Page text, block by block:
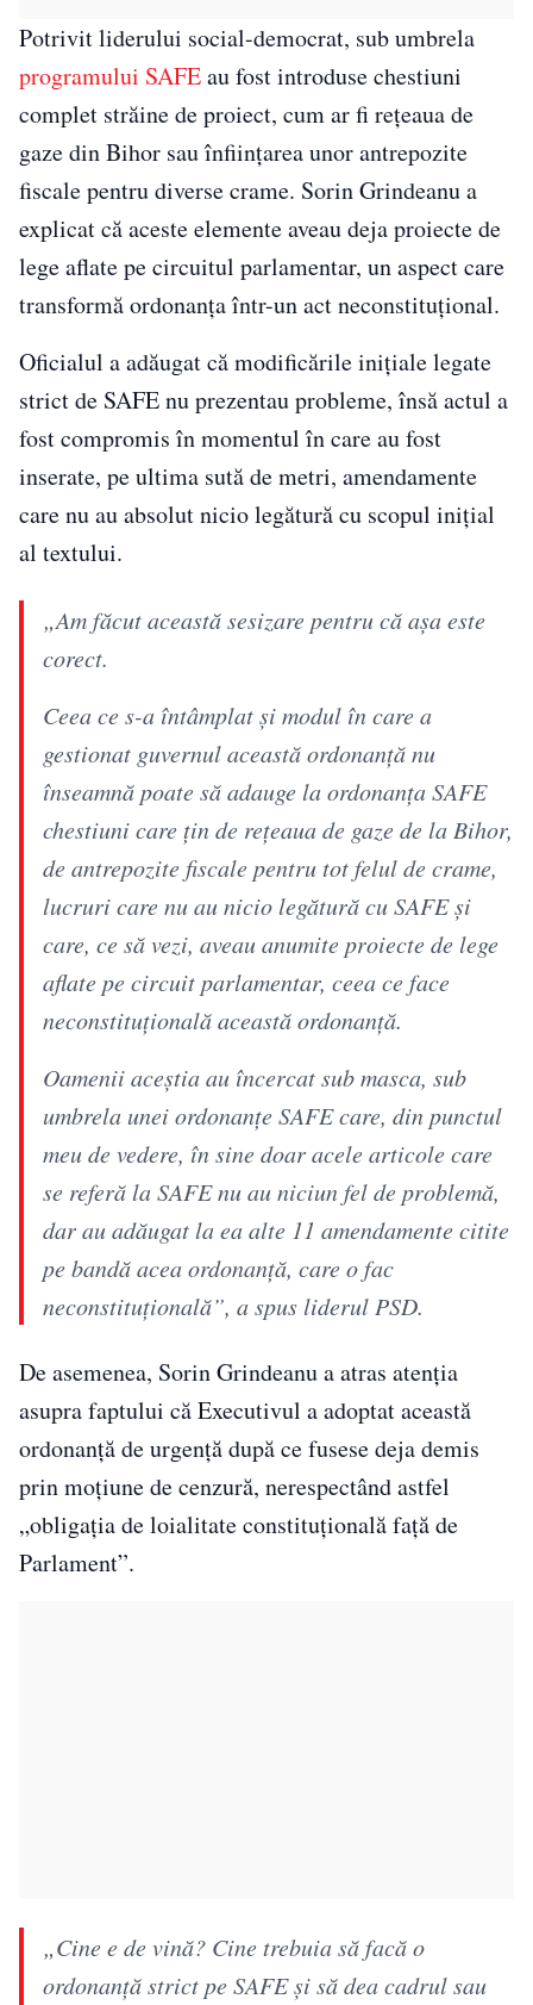
Potrivit liderului social-democrat, sub umbrela
programului SAFEau fost introduse chestiuni
complet străine de proiect, cum ar fi rețeaua de
gaze din Bihor sau înființarea unor antrepozite
fiscale pentru diverse crame. Sorin Grindeanu a
explicat că aceste elemente aveau deja proiecte de
lege aflate pe circuitul parlamentar, un aspect care
transformă ordonanța într-un act neconstituțional.
Oficialul a adăugat că modificările inițiale legate
strict de SAFE nu prezentau probleme, însă actul a
fost compromis în momentul în care au fost
inserate, pe ultima sută de metri, amendamente
care nu au absolut nicio legătură cu scopul inițial
al textului.
„Am făcut această sesizare pentru că așa este
corect.
Ceea ce s-a întâmplat și modul în care a
gestionat guvernul această ordonanță nu
înseamnă poate să adauge la ordonanța SAFE
chestiuni care țin de rețeaua de gaze de la Bihor,
de antrepozite fiscale pentru tot felul de crame,
lucruri care nu au nicio legătură cu SAFE și
care, ce să vezi, aveau anumite proiecte de lege
aflate pe circuit parlamentar, ceea ce face
neconstituțională această ordonanță.
Oamenii aceștia au încercat sub masca, sub
umbrela unei ordonanțe SAFE care, din punctul
meu de vedere, în sine doar acele articole care
se referă la SAFE nu au niciun fel de problemă,
dar au adăugat la ea alte 11 amendamente citite
pe bandă acea ordonanță, care o fac
neconstituțională”, a spus liderul PSD.
De asemenea, Sorin Grindeanu a atras atenția
asupra faptului că Executivul a adoptat această
ordonanță de urgență după ce fusese deja demis
prin moțiune de cenzură, nerespectând astfel
„obligația de loialitate constituțională față de
Parlament”.
„Cine e de vină? Cine trebuia să facă o
ordonanță strict pe SAFE și să dea cadrul sau